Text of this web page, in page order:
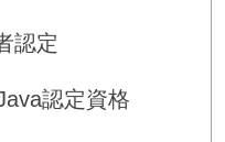
認定
認定資格